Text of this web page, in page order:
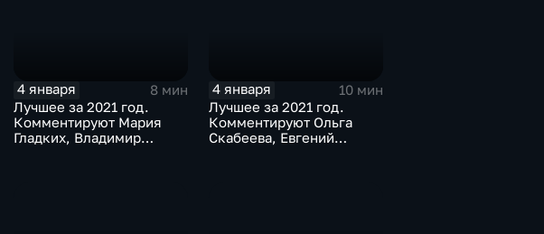
4 января
8 мин
Лучшее за 2021 год.
Комментируют Мария
Гладких, Владимир
4 января
10 мин
Лучшее за 2021 год.
Комментируют Ольга
Скабеева, Евгений